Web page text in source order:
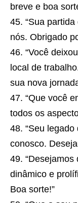
breve e boa
“Sua
nós. Obrigado
“Você
local de
sua nova
“Que você
todos os
“Seu
conosco.
dinâmico e
Boa sorte!”